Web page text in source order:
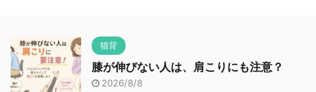
猫背
膝が伸びない人は、肩こりにも注意？
2026/8/8